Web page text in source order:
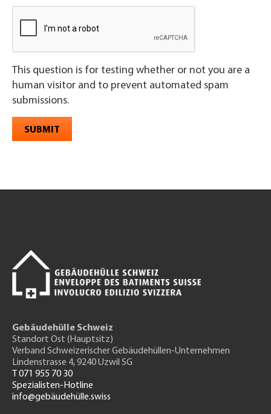
This question is for testing whether or not you are a
human visitor and to prevent automated spam
submissions.
SUBMIT
Gebäudehülle Schweiz
Standort Ost (Hauptsitz)
Verband Schweizerischer Gebäudehüllen-Unternehmen
Lindenstrasse 4, 9240 Uzwil SG
T 071 955 70 30
Spezialisten-Hotline
info@gebäudehülle.swiss